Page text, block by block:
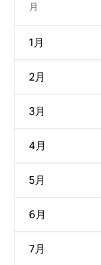
月
1月
2月
3月
4月
5月
6月
7月